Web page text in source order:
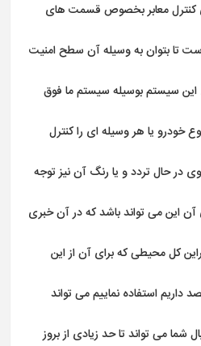
کنترل معابر بخصوص قسمت های
تا بتوان به وسیله آن سطح امنیت
این سیستم بوسیله سیستم ما فوق
خودرو یا هر وسیله ای را کنترل
در حال تردد و یا رنگ آن نیز توجه
این می تواند باشد که در آن خبری
کل محیطی که برای آن از این
استفاده نماییم می تواند
شما می تواند تا حد زیادی از بروز